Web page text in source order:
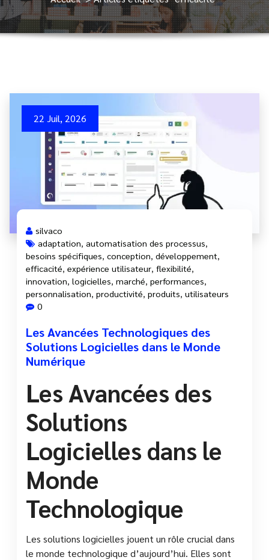
22 Juil, 2026
silvaco
adaptation, automatisation des processus,
besoins spécifiques, conception, développement,
efficacité, expérience utilisateur, flexibilité,
innovation, logicielles, marché, performances,
personnalisation, productivité, produits, utilisateurs
0
Les Avancées Technologiques des
Solutions Logicielles dans le Monde
Numérique
Les Avancées des
Solutions
Logicielles dans le
Monde
Technologique
Les solutions logicielles jouent un rôle crucial dans
le monde technologique d’aujourd’hui. Elles sont